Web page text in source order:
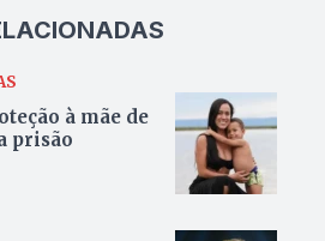
à mãe de
prisão